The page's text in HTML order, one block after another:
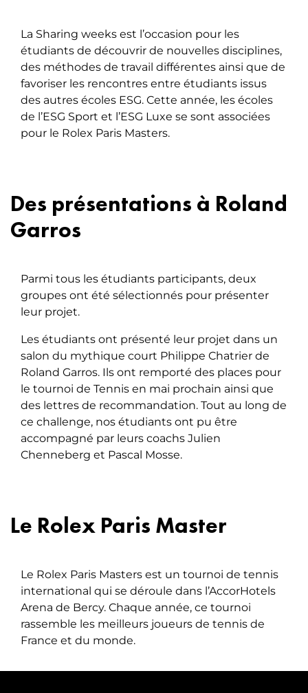
La Sharing weeks est l’occasion pour les
étudiants de découvrir de nouvelles disciplines,
des méthodes de travail différentes ainsi que de
favoriser les rencontres entre étudiants issus
des autres écoles ESG. Cette année, les écoles
de l’ESG Sport et l’ESG Luxe se sont associées
pour le Rolex Paris Masters.
Des présentations à Roland
Garros
Parmi tous les étudiants participants, deux
groupes ont été sélectionnés pour présenter
leur projet.
Les étudiants ont présenté leur projet dans un
salon du mythique court Philippe Chatrier de
Roland Garros. Ils ont remporté des places pour
le tournoi de Tennis en mai prochain ainsi que
des lettres de recommandation. Tout au long de
ce challenge, nos étudiants ont pu être
accompagné par leurs coachs Julien
Chenneberg et Pascal Mosse.
Le Rolex Paris Master
Le Rolex Paris Masters est un tournoi de tennis
international qui se déroule dans l’AccorHotels
Arena de Bercy. Chaque année, ce tournoi
rassemble les meilleurs joueurs de tennis de
France et du monde.